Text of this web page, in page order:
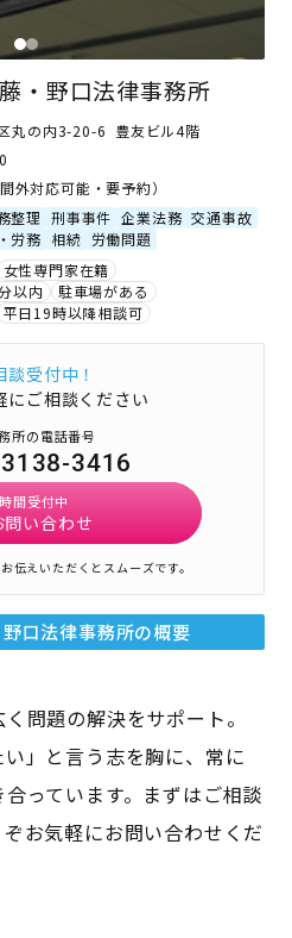
・野口法律事務所
丸の内3-20-6 豊友ビル4階
外対応可能・要予約）
整理 刑事事件 企業法務 交通事故
労務 相続 労働問題
女性専門家在籍
以内
駐車場がある
平日19時以降相談可
談受付中！
にご相談ください
所の電話番号
3416
間受付中
問い合わせ
伝えいただくとスムーズです。
口法律事務所の概要
問題の解決をサポート。
い」と言う志を胸に、常に
っています。まずはご相談
お気軽にお問い合わせくだ